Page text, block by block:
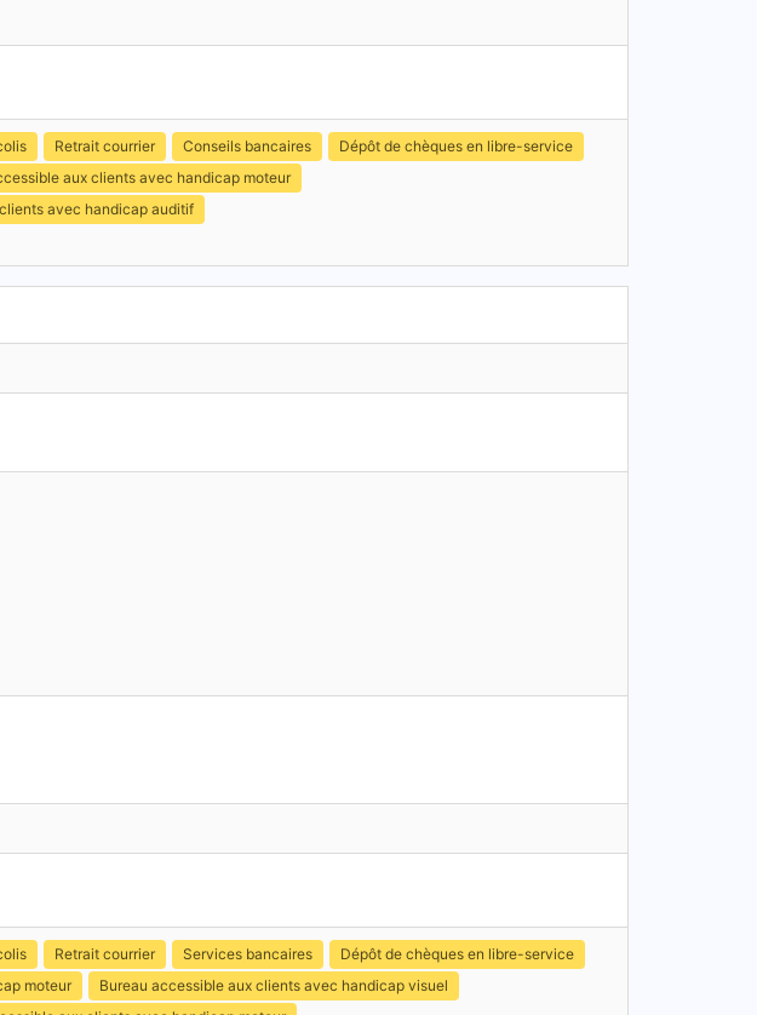
Retrait courrier Conseils bancaires
Dépôt de chèques en libre-service
aux clients avec handicap moteur
avec handicap auditif
Retrait courrier Services bancaires
Dépôt de chèques en libre-service
moteur
Bureau accessible aux clients avec handicap visuel